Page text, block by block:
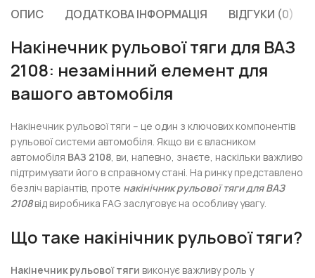
ОПИС ДОДАТКОВА ІНФОРМАЦІЯ ВІДГУКИ (0)
Накінечник рульової тяги для ВАЗ
2108: незамінний елемент для
вашого автомобіля
Накінечник рульової тяги – це один з ключових компонентів
рульової системи автомобіля. Якщо ви є власником
автомобіля ВАЗ 2108, ви, напевно, знаєте, наскільки важливо
підтримувати його в справному стані. На ринку представлено
безліч варіантів, проте накінічник рульової тяги для ВАЗ
2108від виробника FAG заслуговує на особливу увагу.
Що таке накінічник рульової тяги?
Накінечник рульової тяги виконує важливу роль у